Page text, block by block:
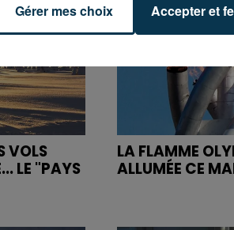
VOLS
LE "PAYS
LA FLAMME
ALLUMÉE CE
Gérer mes choix Accepter et